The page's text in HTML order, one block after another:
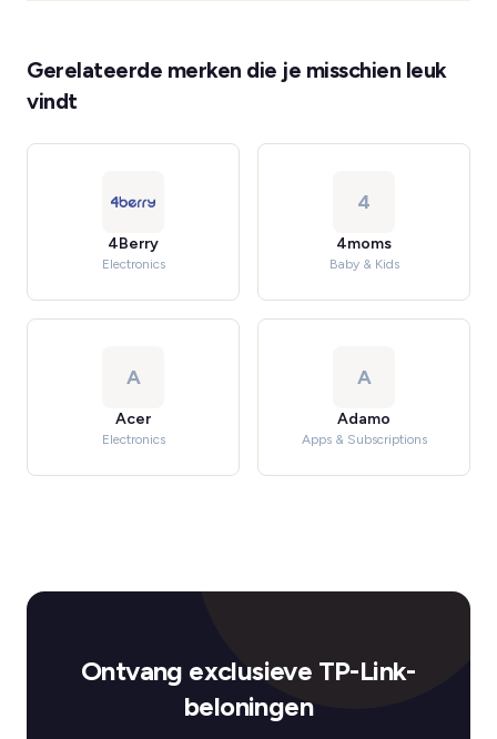
Gerelateerde merken die je misschien leuk
vindt
4Berry
Electronics
4
4moms
Baby & Kids
A
Acer
Electronics
A
Adamo
Apps & Subscriptions
Ontvang exclusieve TP-Link-
beloningen